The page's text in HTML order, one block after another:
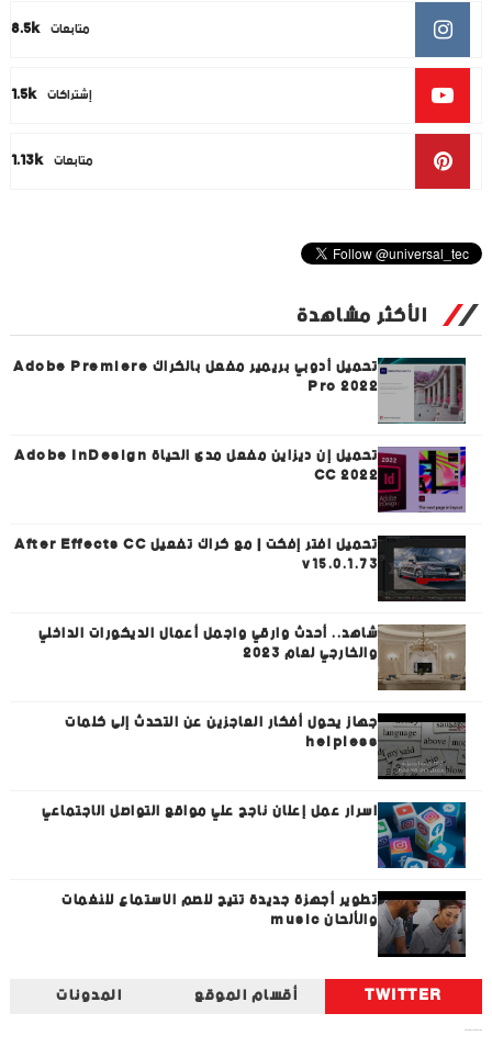
8.5k متابعات
1.5k إشتراكات
1.13k متابعات
الأكثر مشاهدة
تحميل أدوبي بريمير مفعل بالكراك Adobe Premiere
Pro 2022
تحميل إن ديزاين مفعل مدى الحياة Adobe InDesign
CC 2022
تحميل افتر إفكت | مع كراك تفعيل After Effects CC
v15.0.1.73
شاهد.. أحدث وارقي واجمل أعمال الديكورات الداخلي
والخارجي لعام 2023
جهاز يحول أفكار العاجزين عن التحدث إلى كلمات
helpless
اسرار عمل إعلان ناجح علي مواقع التواصل الاجتماعي
تطوير أجهزة جديدة تتيح للصم الاستماع للنغمات
والألحان music
TWITTER أقسام الموقع المدونات